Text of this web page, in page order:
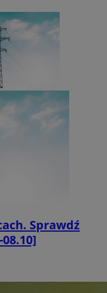
Sprawdź